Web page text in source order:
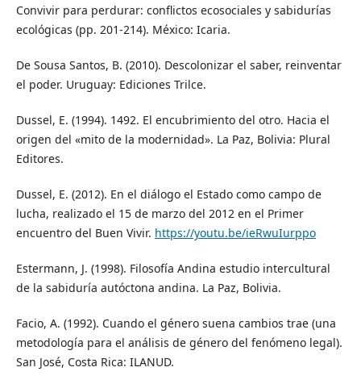
Convivir para perdurar: conflictos ecosociales y sabidurías
ecológicas (pp. 201-214). México: Icaria.
De Sousa Santos, B. (2010). Descolonizar el saber, reinventar
el poder. Uruguay: Ediciones Trilce.
Dussel, E. (1994). 1492. El encubrimiento del otro. Hacia el
origen del «mito de la modernidad». La Paz, Bolivia: Plural
Editores.
Dussel, E. (2012). En el diálogo el Estado como campo de
lucha, realizado el 15 de marzo del 2012 en el Primer
encuentro del Buen Vivir. https://youtu.be/ieRwuIurppo
Estermann, J. (1998). Filosofía Andina estudio intercultural
de la sabiduría autóctona andina. La Paz, Bolivia.
Facio, A. (1992). Cuando el género suena cambios trae (una
metodología para el análisis de género del fenómeno legal).
San José, Costa Rica: ILANUD.